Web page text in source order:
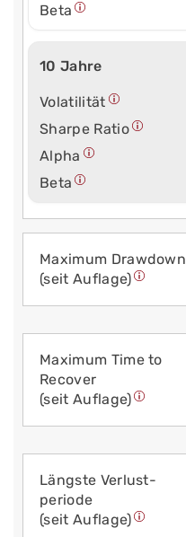
Beta
10 Jahre
Volatilität
Sharpe Ratio
Alpha
Beta
Maximum Drawdown
(seit Auflage)
Maximum Time to
Recover
(seit Auflage)
Längste Verlust­
periode
(seit Auflage)